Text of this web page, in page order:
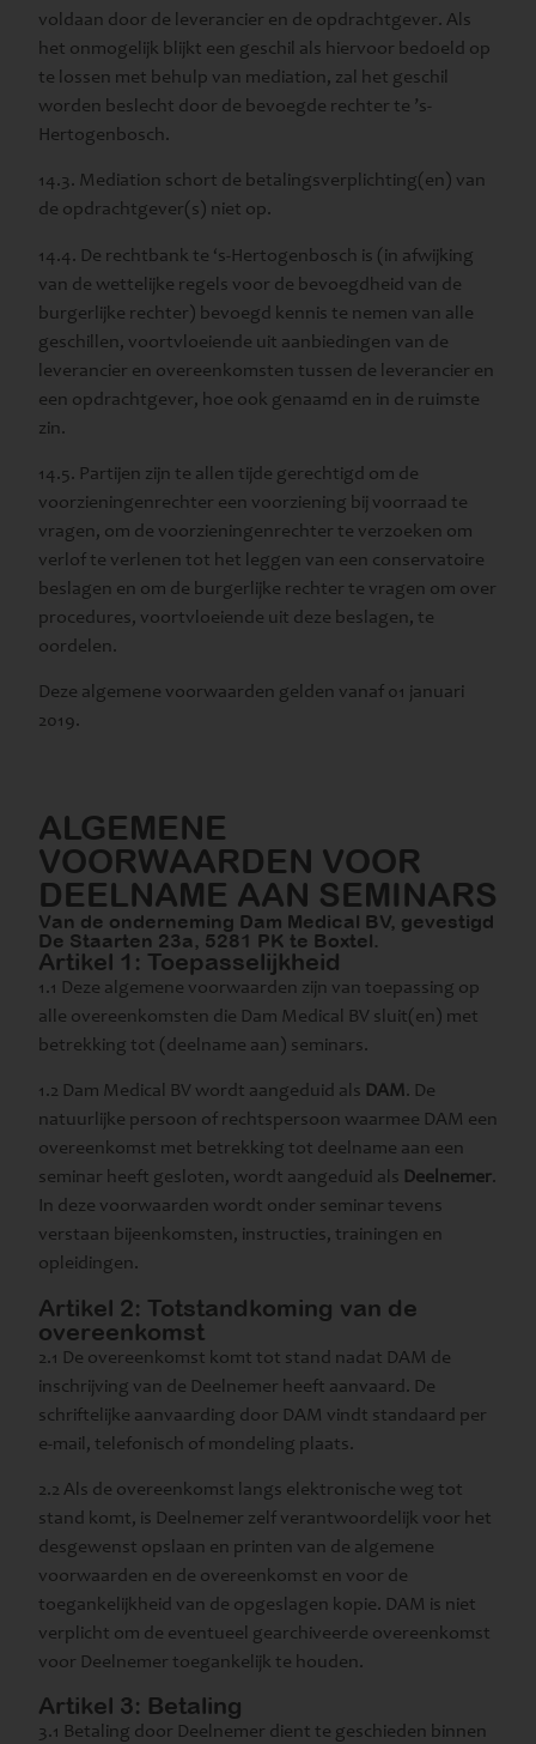
voldaan door de leverancier en de opdrachtgever. Als
het onmogelijk blijkt een geschil als hiervoor bedoeld op
te lossen met behulp van mediation, zal het geschil
worden beslecht door de bevoegde rechter te ’s-
Hertogenbosch.
14.3. Mediation schort de betalingsverplichting(en) van
de opdrachtgever(s) niet op.
14.4. De rechtbank te ‘s-Hertogenbosch is (in afwijking
van de wettelijke regels voor de bevoegdheid van de
burgerlijke rechter) bevoegd kennis te nemen van alle
geschillen, voortvloeiende uit aanbiedingen van de
leverancier en overeenkomsten tussen de leverancier en
een opdrachtgever, hoe ook genaamd en in de ruimste
zin.
14.5. Partijen zijn te allen tijde gerechtigd om de
voorzieningenrechter een voorziening bij voorraad te
vragen, om de voorzieningenrechter te verzoeken om
verlof te verlenen tot het leggen van een conservatoire
beslagen en om de burgerlijke rechter te vragen om over
procedures, voortvloeiende uit deze beslagen, te
oordelen.
Deze algemene voorwaarden gelden vanaf 01 januari
2019.
ALGEMENE
VOORWAARDEN VOOR
DEELNAME AAN SEMINARS
Van de onderneming Dam Medical BV, gevestigd
De Staarten 23a, 5281 PK te Boxtel.
Artikel 1: Toepasselijkheid
1.1 Deze algemene voorwaarden zijn van toepassing op
alle overeenkomsten die Dam Medical BV sluit(en) met
betrekking tot (deelname aan) seminars.
1.2 Dam Medical BV wordt aangeduid als DAM. De
natuurlijke persoon of rechtspersoon waarmee DAM een
overeenkomst met betrekking tot deelname aan een
seminar heeft gesloten, wordt aangeduid als Deelnemer.
In deze voorwaarden wordt onder seminar tevens
verstaan bijeenkomsten, instructies, trainingen en
opleidingen.
Artikel 2: Totstandkoming van de
overeenkomst
2.1 De overeenkomst komt tot stand nadat DAM de
inschrijving van de Deelnemer heeft aanvaard. De
schriftelijke aanvaarding door DAM vindt standaard per
e-mail, telefonisch of mondeling plaats.
2.2 Als de overeenkomst langs elektronische weg tot
stand komt, is Deelnemer zelf verantwoordelijk voor het
desgewenst opslaan en printen van de algemene
voorwaarden en de overeenkomst en voor de
toegankelijkheid van de opgeslagen kopie. DAM is niet
verplicht om de eventueel gearchiveerde overeenkomst
voor Deelnemer toegankelijk te houden.
Artikel 3: Betaling
3.1 Betaling door Deelnemer dient te geschieden binnen